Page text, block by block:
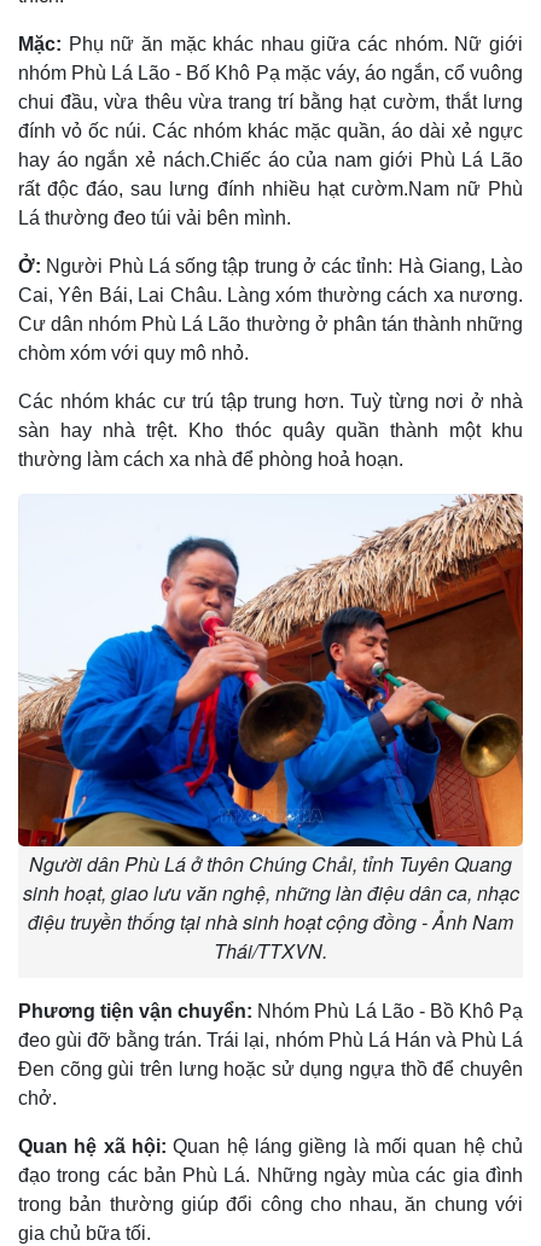
Mặc: Phụ nữ ăn mặc khác nhau giữa các nhóm. Nữ giới
nhóm Phù Lá Lão - Bố Khô Pạ mặc váy, áo ngắn, cổ vuông
chui đầu, vừa thêu vừa trang trí bằng hạt cườm, thắt lưng
đính vỏ ốc núi. Các nhóm khác mặc quần, áo dài xẻ ngực
hay áo ngắn xẻ nách.Chiếc áo của nam giới Phù Lá Lão
rất độc đáo, sau lưng đính nhiều hạt cườm.Nam nữ Phù
Lá thường đeo túi vải bên mình.
Ở: Người Phù Lá sống tập trung ở các tỉnh: Hà Giang, Lào
Cai, Yên Bái, Lai Châu. Làng xóm thường cách xa nương.
Cư dân nhóm Phù Lá Lão thường ở phân tán thành những
chòm xóm với quy mô nhỏ.
Các nhóm khác cư trú tập trung hơn. Tuỳ từng nơi ở nhà
sàn hay nhà trệt. Kho thóc quây quần thành một khu
thường làm cách xa nhà để phòng hoả hoạn.
Người dân Phù Lá ở thôn Chúng Chải, tỉnh Tuyên Quang
sinh hoạt, giao lưu văn nghệ, những làn điệu dân ca, nhạc
điệu truyền thống tại nhà sinh hoạt cộng đồng - Ảnh Nam
Thái/TTXVN.
Phương tiện vận chuyển: Nhóm Phù Lá Lão - Bồ Khô Pạ
đeo gùi đỡ bằng trán. Trái lại, nhóm Phù Lá Hán và Phù Lá
Ðen cõng gùi trên lưng hoặc sử dụng ngựa thồ để chuyên
chở.
Quan hệ xã hội: Quan hệ láng giềng là mối quan hệ chủ
đạo trong các bản Phù Lá. Những ngày mùa các gia đình
trong bản thường giúp đổi công cho nhau, ăn chung với
gia chủ bữa tối.